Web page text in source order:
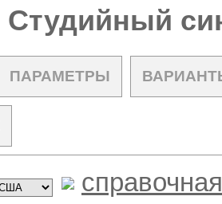
Студийный
ПАРАМЕТРЫ